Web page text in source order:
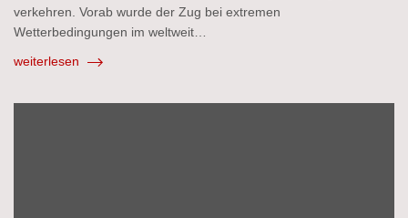
verkehren. Vorab wurde der Zug bei extremen
Wetterbedingungen im weltweit…
weiterlesen